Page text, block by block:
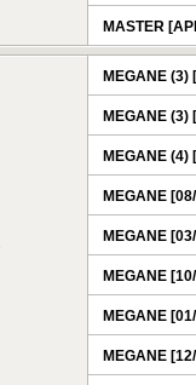
MASTER
MEGANE (3)
MEGANE (3)
MEGANE (4)
MEGANE
MEGANE
MEGANE
MEGANE
MEGANE